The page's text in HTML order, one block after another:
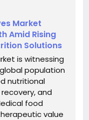
Market
Amid Rising
Solutions
is witnessing
population
nutritional
and
food
value